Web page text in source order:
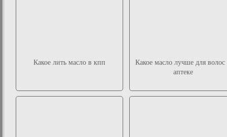
Какое лить масло в кпп
Какое масло лучше для волос
аптеке